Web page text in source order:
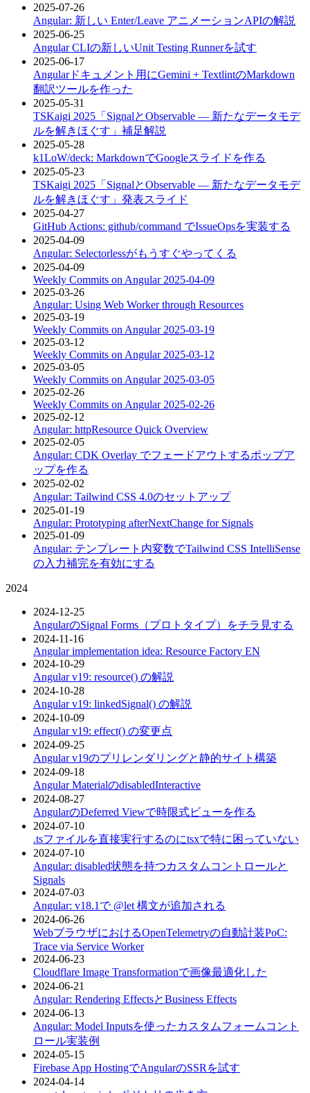
2025-07-26
Angular: 新しい Enter/Leave アニメーションAPIの解説
2025-06-25
Angular CLIの新しいUnit Testing Runnerを試す
2025-06-17
Angularドキュメント用にGemini + TextlintのMarkdown
翻訳ツールを作った
2025-05-31
TSKaigi 2025「SignalとObservable ― 新たなデータモデ
ルを解きほぐす」補足解説
2025-05-28
k1LoW/deck: MarkdownでGoogleスライドを作る
2025-05-23
TSKaigi 2025「SignalとObservable ― 新たなデータモデ
ルを解きほぐす」発表スライド
2025-04-27
GitHub Actions: github/command でIssueOpsを実装する
2025-04-09
Angular: Selectorlessがもうすぐやってくる
2025-04-09
Weekly Commits on Angular 2025-04-09
2025-03-26
Angular: Using Web Worker through Resources
2025-03-19
Weekly Commits on Angular 2025-03-19
2025-03-12
Weekly Commits on Angular 2025-03-12
2025-03-05
Weekly Commits on Angular 2025-03-05
2025-02-26
Weekly Commits on Angular 2025-02-26
2025-02-12
Angular: httpResource Quick Overview
2025-02-05
Angular: CDK Overlay でフェードアウトするポップア
ップを作る
2025-02-02
Angular: Tailwind CSS 4.0のセットアップ
2025-01-19
Angular: Prototyping afterNextChange for Signals
2025-01-09
Angular: テンプレート内変数でTailwind CSS IntelliSense
の入力補完を有効にする
2024
2024-12-25
AngularのSignal Forms（プロトタイプ）をチラ見する
2024-11-16
Angular implementation idea: Resource Factory EN
2024-10-29
Angular v19: resource() の解説
2024-10-28
Angular v19: linkedSignal() の解説
2024-10-09
Angular v19: effect() の変更点
2024-09-25
Angular v19のプリレンダリングと静的サイト構築
2024-09-18
Angular MaterialのdisabledInteractive
2024-08-27
AngularのDeferred Viewで時限式ビューを作る
2024-07-10
.tsファイルを直接実行するのにtsxで特に困っていない
2024-07-10
Angular: disabled状態を持つカスタムコントロールと
Signals
2024-07-03
Angular: v18.1で @let 構文が追加される
2024-06-26
WebブラウザにおけるOpenTelemetryの自動計装PoC:
Trace via Service Worker
2024-06-23
Cloudflare Image Transformationで画像最適化した
2024-06-21
Angular: Rendering EffectsとBusiness Effects
2024-06-13
Angular: Model Inputsを使ったカスタムフォームコント
ロール実装例
2024-05-15
Firebase App HostingでAngularのSSRを試す
2024-04-14